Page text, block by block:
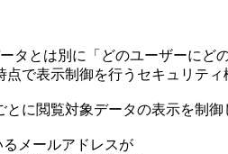
タとは別に「どのユーザーに
で表示制御を行うセキュリティ
に閲覧対象データの表示を制御
メールアドレスが